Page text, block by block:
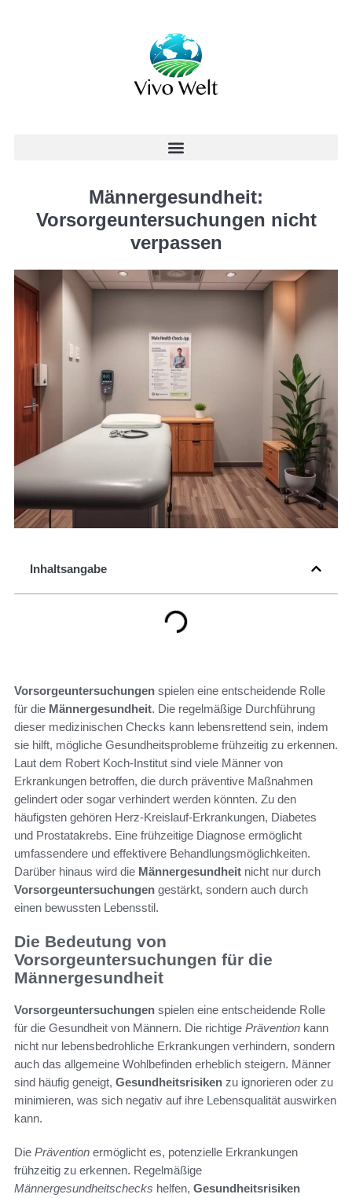
Männergesundheit:
Vorsorgeuntersuchungen nicht
verpassen
Inhaltsangabe
Vorsorgeuntersuchungen spielen eine entscheidende Rolle
für die Männergesundheit. Die regelmäßige Durchführung
dieser medizinischen Checks kann lebensrettend sein, indem
sie hilft, mögliche Gesundheitsprobleme frühzeitig zu erkennen.
Laut dem Robert Koch-Institut sind viele Männer von
Erkrankungen betroffen, die durch präventive Maßnahmen
gelindert oder sogar verhindert werden könnten. Zu den
häufigsten gehören Herz-Kreislauf-Erkrankungen, Diabetes
und Prostatakrebs. Eine frühzeitige Diagnose ermöglicht
umfassendere und effektivere Behandlungsmöglichkeiten.
Darüber hinaus wird die Männergesundheit nicht nur durch
Vorsorgeuntersuchungen gestärkt, sondern auch durch
einen bewussten Lebensstil.
Die Bedeutung von
Vorsorgeuntersuchungen für die
Männergesundheit
Vorsorgeuntersuchungen spielen eine entscheidende Rolle
für die Gesundheit von Männern. Die richtige Prävention kann
nicht nur lebensbedrohliche Erkrankungen verhindern, sondern
auch das allgemeine Wohlbefinden erheblich steigern. Männer
sind häufig geneigt, Gesundheitsrisiken zu ignorieren oder zu
minimieren, was sich negativ auf ihre Lebensqualität auswirken
kann.
Die Prävention ermöglicht es, potenzielle Erkrankungen
frühzeitig zu erkennen. Regelmäßige
Männergesundheitschecks helfen, Gesundheitsrisiken